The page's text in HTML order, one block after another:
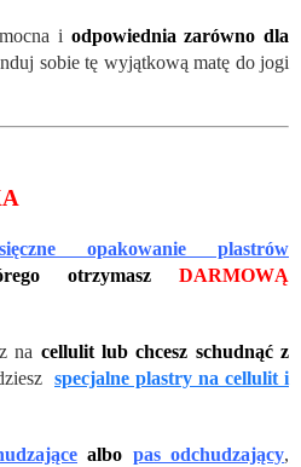
i odpowiednia zarówno dla
sobie tę wyjątkową matę do jogi
opakowanie plastrów
otrzymasz
DARMOWĄ
na cellulit lub chcesz schudnąć z
specjalne plastry na cellulit i
albo pas odchudzający,